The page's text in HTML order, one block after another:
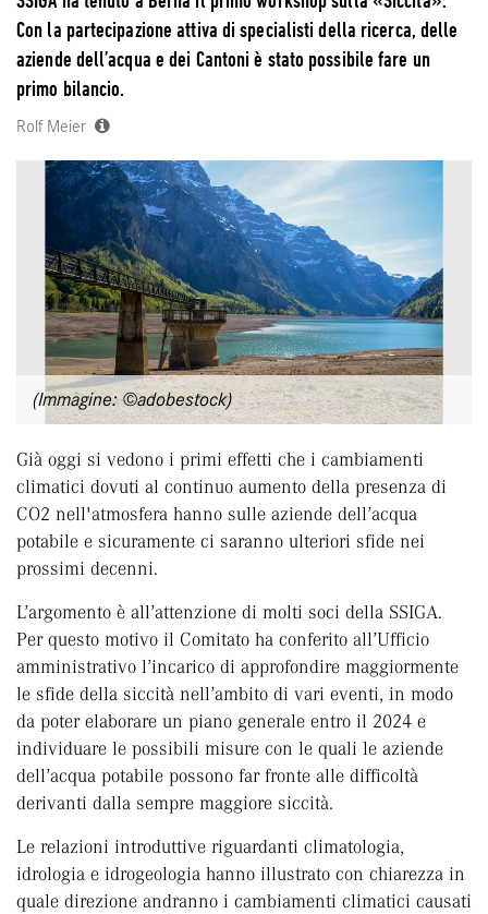
Con la partecipazione attiva di specialisti della ricerca, delle
aziende dell’acqua e dei Cantoni è stato possibile fare un
primo bilancio.
Rolf Meier
(Immagine: ©adobestock)
Già oggi si vedono i primi effetti che i cambiamenti
climatici dovuti al continuo aumento della presenza di
CO2 nell'atmosfera hanno sulle aziende dell’acqua
potabile e sicuramente ci saranno ulteriori sfide nei
prossimi decenni.
L’argomento è all’attenzione di molti soci della SSIGA.
Per questo motivo il Comitato ha conferito all’Ufficio
amministrativo l’incarico di approfondire maggiormente
le sfide della siccità nell’ambito di vari eventi, in modo
da poter elaborare un piano generale entro il 2024 e
individuare le possibili misure con le quali le aziende
dell’acqua potabile possono far fronte alle difficoltà
derivanti dalla sempre maggiore siccità.
Le relazioni introduttive riguardanti climatologia,
idrologia e idrogeologia hanno illustrato con chiarezza in
quale direzione andranno i cambiamenti climatici causati